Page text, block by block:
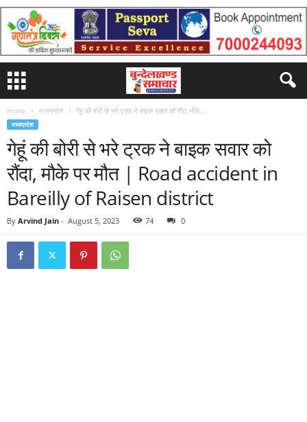
Home मध्यप्रदेश गेहूं की बोरी से भरे ट्रक ने बाइक सवार को रौंदा, मौके...
मध्यप्रदेश
गेहूं की बोरी से भरे ट्रक ने बाइक सवार को
रौंदा, मौके पर मौत | Road accident in
Bareilly of Raisen district
By Arvind Jain - August 5, 2023 74 0